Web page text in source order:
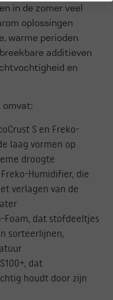
in de zomer veel
oplossingen
warme perioden
additieven
en
omvat:
S en Freko-
laag vormen op
droogte
Freko-Humidifier, die
verlagen van de
Foam, dat stofdeeltjes
sorteerlijnen,
dat
houdt door zijn